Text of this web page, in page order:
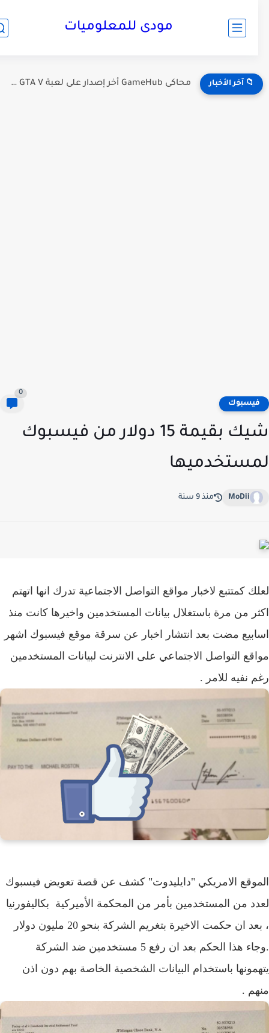
مودى للمعلوميات
📁 آخر الأخبار محاكى GameHub أخر إصدار على لعبة GTA V على الموبايل...
شيك بقيمة 15 دولار من فيسبوك
MoDii منذ 9 سنة
كمتتبع لاخبار مواقع التواصل الاجتماعية تدرك انها اتهتم
من مرة باستغلال بيانات المستخدمين واخيرها كانت منذ
مضت بعد انتشار اخبار عن سرقة موقع فيسبوك اشهر
التواصل الاجتماعي على الانترنت لبيانات المستخدمين
نفيه للامر .
الامريكي "دايليدوت" كشف عن قصة تعويض فيسبوك
من المستخدمين بأمر من المحكمة الأميركية بكاليفورنيا
، بعد ان حكمت الاخيرة بتغريم الشركة بنحو 20 مليون دولار
.وجاء هذا الحكم بعد ان رفع 5 مستخدمين ضد الشركة
باستخدام البيانات الشخصية الخاصة بهم دون اذن
.